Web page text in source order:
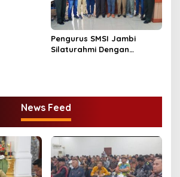
Pengurus SMSI Jambi
Silaturahmi Dengan
News Feed